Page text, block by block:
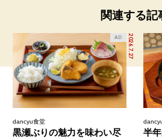
関連する記
2026.7.27
AD
dancyu食堂
黒瀬ぶりの魅力を味わい尽
半